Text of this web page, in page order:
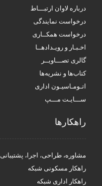
درباره لاوان ارتبـــاط
درخواست نمایندگی
درخواست همکــاری
اخـبـار و رویـدادهــا
گالری تصـــاویــر
کتاب‌ها و نشریه‌ها
اتـومـاسیـون اداری
ســـایـت مـــپ
راهکار‌ها
مشاوره، طراحی، اجرا، پشتیبانی
راهکار مسکونی شبکه
راهکار اداری شبکه